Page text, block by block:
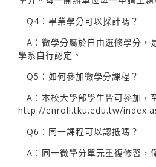
Q4：畢業學分可以採計嗎？
A：微學分屬於自由選修學分，
學系自行認定。
Q5：如何參加微學分課程？
A：本校大學部學生皆可參加，
http://enroll.tku.edu.tw/
Q6：同一課程可以認抵嗎？
A：同一微學分單元重復修習，